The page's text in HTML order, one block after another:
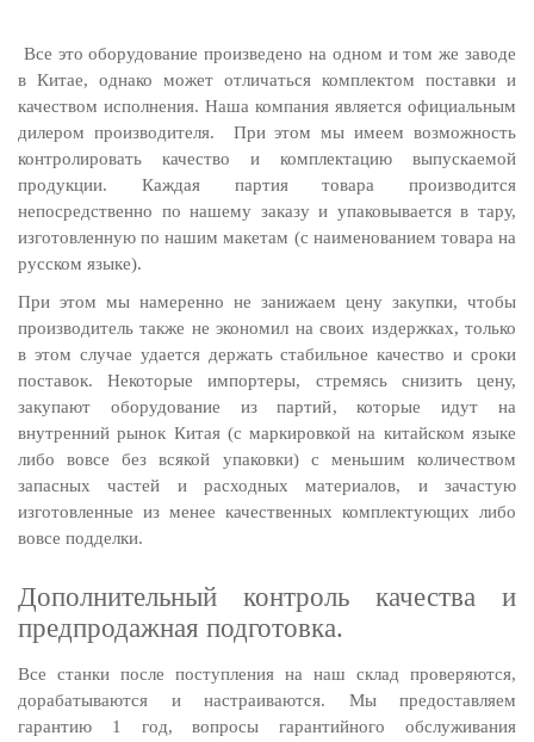
Все это оборудование произведено на одном и том же заводе
в Китае, однако может отличаться комплектом поставки и
качеством исполнения. Наша компания является официальным
дилером производителя. При этом мы имеем возможность
контролировать качество и комплектацию выпускаемой
продукции. Каждая партия товара производится
непосредственно по нашему заказу и упаковывается в тару,
изготовленную по нашим макетам (с наименованием товара на
русском языке).
При этом мы намеренно не занижаем цену закупки, чтобы
производитель также не экономил на своих издержках, только
в этом случае удается держать стабильное качество и сроки
поставок. Некоторые импортеры, стремясь снизить цену,
закупают оборудование из партий, которые идут на
внутренний рынок Китая (с маркировкой на китайском языке
либо вовсе без всякой упаковки) с меньшим количеством
запасных частей и расходных материалов, и зачастую
изготовленные из менее качественных комплектующих либо
вовсе подделки.
Дополнительный контроль качества и
предпродажная подготовка.
Все станки после поступления на наш склад проверяются,
дорабатываются и настраиваются. Мы предоставляем
гарантию 1 год, вопросы гарантийного обслуживания